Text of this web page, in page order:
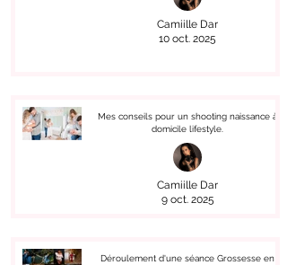
Camiille Dar
10 oct. 2025
Mes conseils pour un shooting naissance à
domicile lifestyle.
Camiille Dar
9 oct. 2025
Déroulement d'une séance Grossesse en